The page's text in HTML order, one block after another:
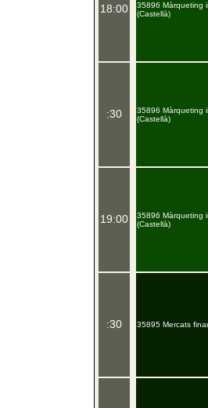
18:00
:30
19:00
:30
35896 Màrqueting
(Castellà)
35896 Màrqueting
(Castellà)
35896 Màrqueting
(Castellà)
35895 Mercats